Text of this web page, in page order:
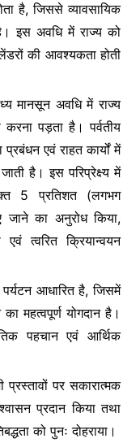
है, जिससे व्यावसायिक
इस अवधि में राज्य को
की आवश्यकता होती
मानसून अवधि में राज्य
पड़ता है। पर्वतीय
एवं राहत कार्यों में
है। इस परिप्रेक्ष्य में
5 प्रतिशत (लगभग
का अनुरोध किया,
त्वरित क्रियान्वयन
आधारित है, जिसमें
का महत्वपूर्ण योगदान है।
पहचान एवं आर्थिक
प्रस्तावों पर सकारात्मक
प्रदान किया तथा
को पुनः दोहराया।